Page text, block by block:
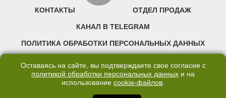
КОНТАКТЫ ОТДЕЛ ПРОДАЖ
КАНАЛ В TELEGRAM
ПОЛИТИКА ОБРАБОТКИ ПЕРСОНАЛЬНЫХ ДАННЫХ
©2007—2025 66.RU. Воспроизведение, сообщение, доведение до всеобщего
Оставаясь на сайте, вы подтверждаете свое согласие с
политикой обработки персональных данных и на
использование cookie-файлов.